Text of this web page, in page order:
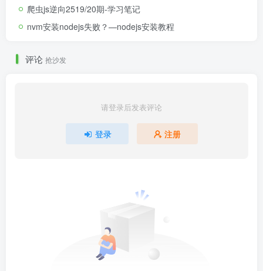
爬虫js逆向2519/20期-学习笔记
nvm安装nodejs失败？—nodejs安装教程
评论 抢沙发
请登录后发表评论
登录 注册